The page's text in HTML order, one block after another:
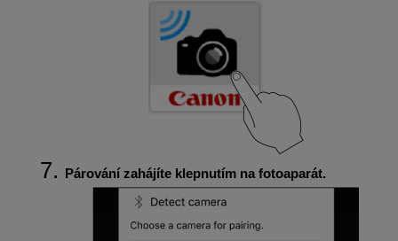
Párování zahájíte klepnutím na fotoaparát.